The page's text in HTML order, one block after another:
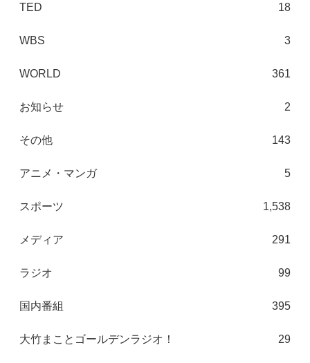
TED 18
WBS 3
WORLD 361
お知らせ 2
その他 143
アニメ・マンガ 5
スポーツ 1,538
メディア 291
ラジオ 99
国内番組 395
大竹まことゴールデンラジオ！ 29